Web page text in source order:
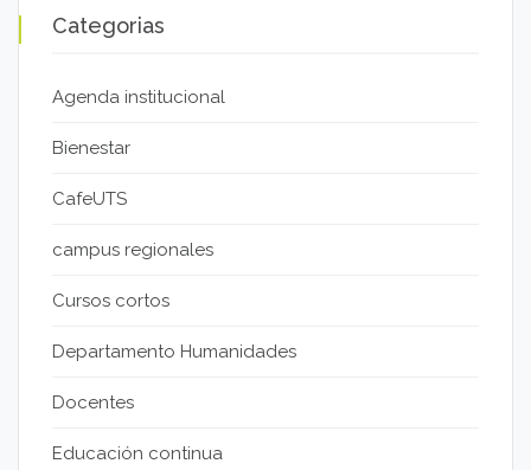
Categorias
Agenda institucional
Bienestar
CafeUTS
campus regionales
Cursos cortos
Departamento Humanidades
Docentes
Educación continua